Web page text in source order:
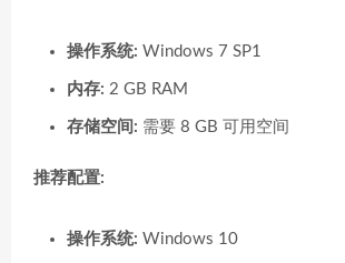
操作系统: Windows 7 SP1
内存: 2 GB RAM
存储空间: 需要 8 GB 可用空间
推荐配置:
操作系统: Windows 10